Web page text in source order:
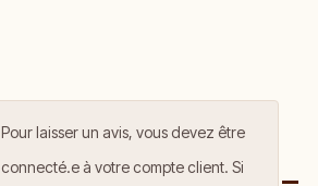
Pour laisser un avis, vous devez être
connecté.e à votre compte client. Si